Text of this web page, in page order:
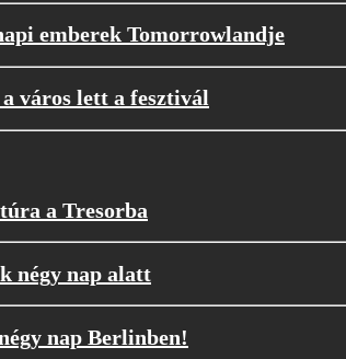
emberek Tomorrowlandje
város lett a fesztivál
a Tresorba
négy nap alatt
nap Berlinben!